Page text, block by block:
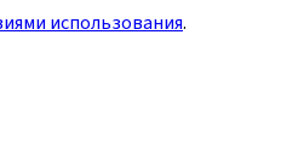
использования.